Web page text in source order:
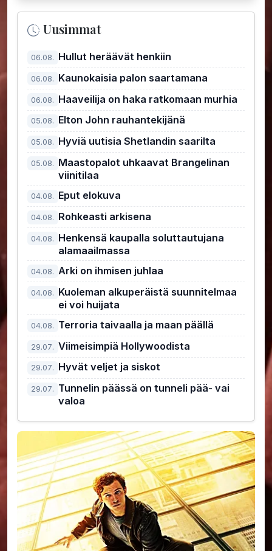
Uusimmat
06.08. Hullut heräävät henkiin
06.08. Kaunokaisia palon saartamana
06.08. Haaveilija on haka ratkomaan murhia
05.08. Elton John rauhantekijänä
05.08. Hyviä uutisia Shetlandin saarilta
05.08. Maastopalot uhkaavat Brangelinan
viinitilaa
04.08. Eput elokuva
04.08. Rohkeasti arkisena
04.08. Henkensä kaupalla soluttautujana
alamaailmassa
04.08. Arki on ihmisen juhlaa
04.08. Kuoleman alkuperäistä suunnitelmaa
ei voi huijata
04.08. Terroria taivaalla ja maan päällä
29.07. Viimeisimpiä Hollywoodista
29.07. Hyvät veljet ja siskot
29.07. Tunnelin päässä on tunneli pää- vai
valoa